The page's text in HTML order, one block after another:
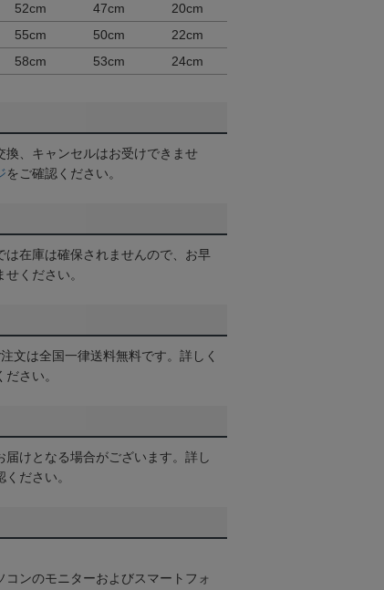
52cm 47cm
20cm
55cm 50cm
22cm
58cm 53cm 24cm
換、キャンセルはお受けできませ
をご確認ください。
は在庫は確保されませんので、お早
ください。
文は全国一律送料無料です。詳しく
さい。
けとなる場合がございます。詳し
ください。
ンのモニターおよびスマートフォ